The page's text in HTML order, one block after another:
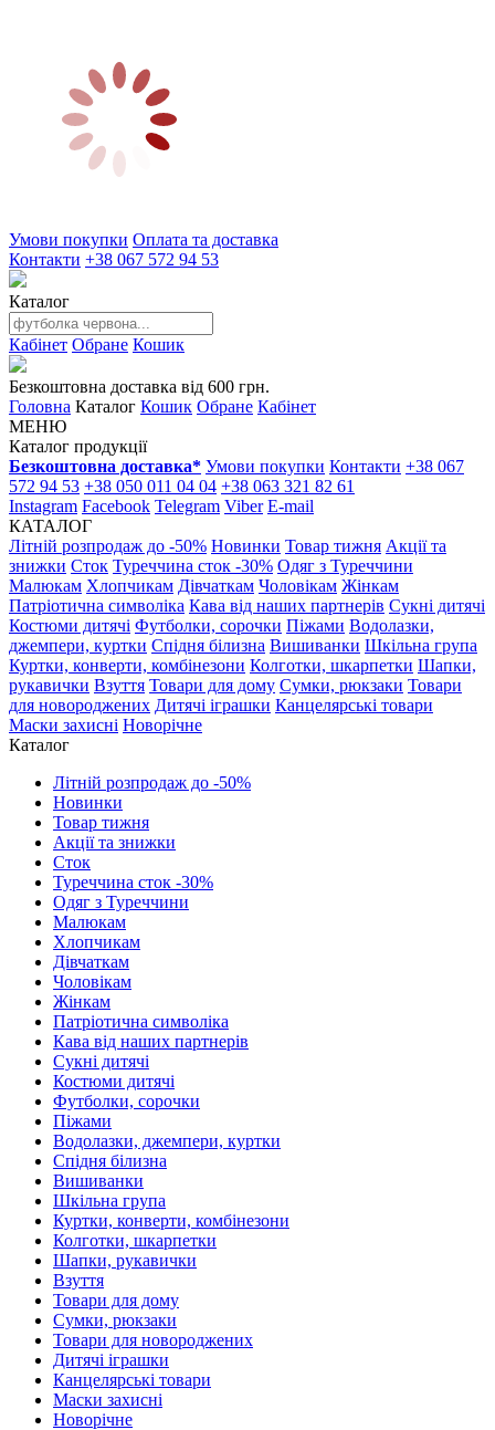
Умови покупки Оплата та доставка
Контакти +38 067 572 94 53
Каталог
Кабінет Обране Кошик
Безкоштовна доставка від 600 грн.
Головна Каталог Кошик Обране Кабінет
МЕНЮ
Каталог продукції
Безкоштовна доставка* Умови покупки Контакти +38 067
572 94 53 +38 050 011 04 04 +38 063 321 82 61
Instagram Facebook Telegram Viber E-mail
КАТАЛОГ
Літній розпродаж до -50% Новинки Товар тижня Акції та
знижки Сток Туреччина сток -30% Одяг з Туреччини
Малюкам Хлопчикам Дівчаткам Чоловікам Жінкам
Патріотична символіка Кава від наших партнерів Сукні дитячі
Костюми дитячі Футболки, сорочки Піжами Водолазки,
джемпери, куртки Спідня білизна Вишиванки Шкільна група
Куртки, конверти, комбінезони Колготки, шкарпетки Шапки,
рукавички Взуття Товари для дому Сумки, рюкзаки Товари
для новороджених Дитячі іграшки Канцелярські товари
Маски захисні Новорічне
Каталог
Літній розпродаж до -50%
Новинки
Товар тижня
Акції та знижки
Сток
Туреччина сток -30%
Одяг з Туреччини
Малюкам
Хлопчикам
Дівчаткам
Чоловікам
Жінкам
Патріотична символіка
Кава від наших партнерів
Сукні дитячі
Костюми дитячі
Футболки, сорочки
Піжами
Водолазки, джемпери, куртки
Спідня білизна
Вишиванки
Шкільна група
Куртки, конверти, комбінезони
Колготки, шкарпетки
Шапки, рукавички
Взуття
Товари для дому
Сумки, рюкзаки
Товари для новороджених
Дитячі іграшки
Канцелярські товари
Маски захисні
Новорічне